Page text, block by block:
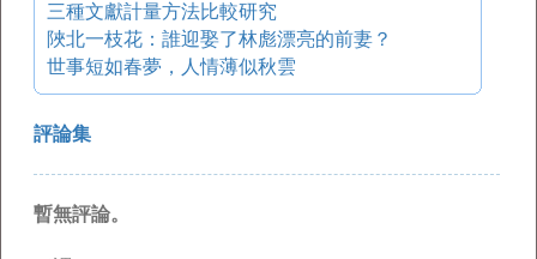
三種文獻計量方法比較研究
陜北一枝花：誰迎娶了林彪漂亮的前妻？
世事短如春夢，人情薄似秋雲
評論集
暫無評論。